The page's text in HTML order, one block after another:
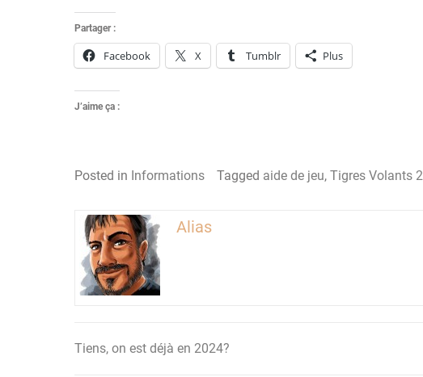
Partager :
Facebook X Tumblr Plus
J’aime ça :
Posted in Informations Tagged aide de jeu, Tigres Volants 2
Alias
Navigation
Tiens, on est déjà en 2024?